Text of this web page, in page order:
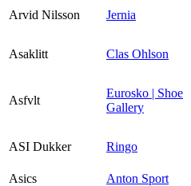
Arvid Nilsson Jernia
Asaklitt
Clas Ohlson
Asfvlt
Eurosko | Shoe
Gallery
ASI Dukker
Ringo
Asics
Anton Sport